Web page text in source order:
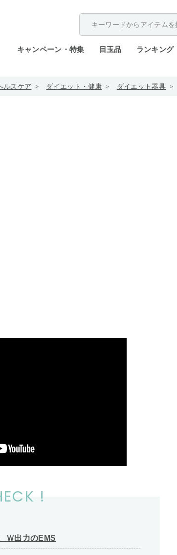
キャンペーン・特集 目玉品 ランキング
ルスケア ダイエット・健康 ダイエット器具
!
Ｗ出力のEMS